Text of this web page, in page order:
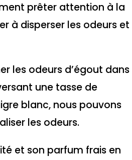
prêter attention à la
à disperser les odeurs et
les odeurs d’égout dans
une tasse de
blanc, nous pouvons
les odeurs.
et son parfum frais en